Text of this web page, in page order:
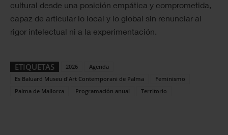
cultural desde una posición empática y comprometida,
capaz de articular lo local y lo global sin renunciar al
rigor intelectual ni a la experimentación.
ETIQUETAS 2026
Agenda
Es Baluard Museu d'Art Contemporani de Palma
Feminismo
Palma de Mallorca
Programación anual Territorio